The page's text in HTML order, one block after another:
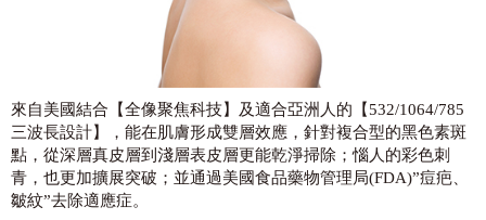
來自美國結合【全像聚焦科技】及適合亞洲人的【532/1064/785
三波長設計】，能在肌膚形成雙層效應，針對複合型的黑色素斑
點，從深層真皮層到淺層表皮層更能乾淨掃除；惱人的彩色刺
青，也更加擴展突破；並通過美國食品藥物管理局(FDA)”痘疤、
皺紋”去除適應症。